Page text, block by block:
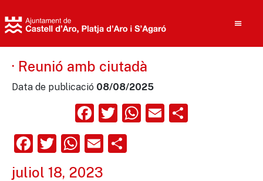
· Reunió amb ciutadà
Data de publicació 08/08/2025
Facebook
Twitter
WhatsApp
Email
Facebook
Twitter
WhatsApp
Email
juliol 18, 2023